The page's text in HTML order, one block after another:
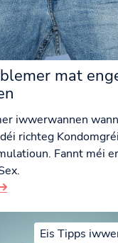
mat
iwwerwannen
richteg
Fannt méi
Eis Tipps